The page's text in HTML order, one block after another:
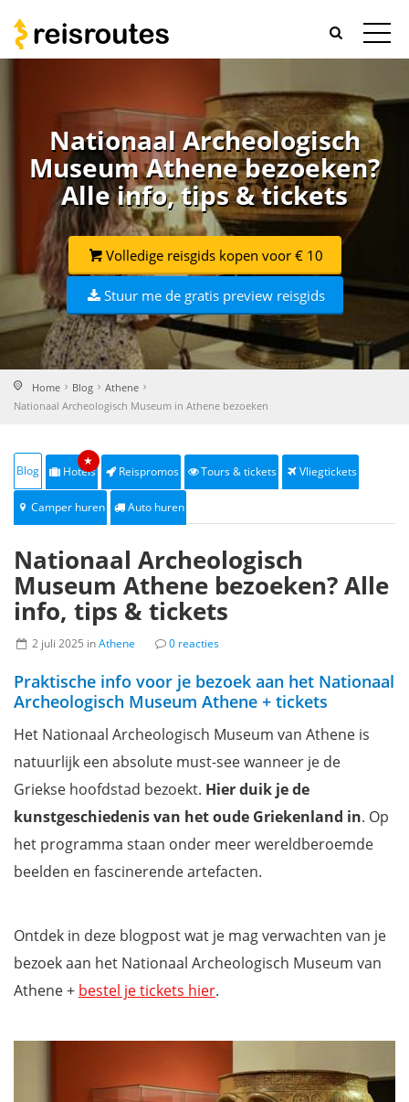
Nationaal Archeologisch
Museum Athene bezoeken?
Alle info, tips & tickets
Volledige reisgids kopen voor € 10
Stuur me de gratis preview reisgids
Home Blog
Athene
Nationaal Archeologisch Museum in Athene bezoeken
Blog Hotels
★
Reispromos Tours & tickets Vliegtickets
Camper huren Auto huren
Nationaal Archeologisch
Museum Athene bezoeken? Alle
info, tips & tickets
2 juli 2025 inAthene 0 reacties
Praktische info voor je bezoek aan het Nationaal
Archeologisch Museum Athene + tickets
Het Nationaal Archeologisch Museum van Athene is
natuurlijk een absolute must-see wanneer je de
Griekse hoofdstad bezoekt. Hier duik je de
kunstgeschiedenis van het oude Griekenland in. Op
het programma staan onder meer wereldberoemde
beelden en fascinerende artefacten.
Ontdek in deze blogpost wat je mag verwachten van je
bezoek aan het Nationaal Archeologisch Museum van
Athene + bestel je tickets hier.